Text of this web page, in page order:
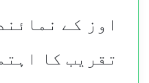
اوز کے
تقریب کا